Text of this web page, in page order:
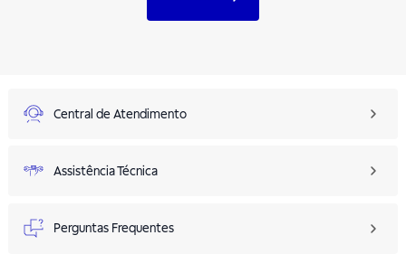
Central de Atendimento
Assistência Técnica
Perguntas Frequentes